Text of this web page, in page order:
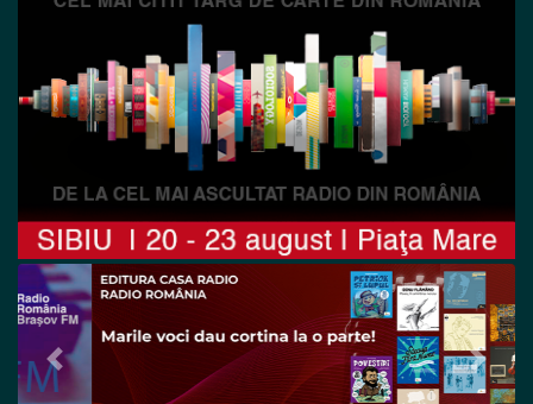
Previous Next